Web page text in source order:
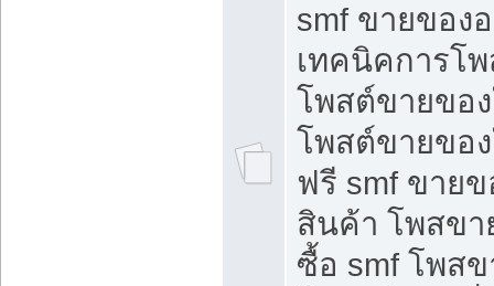
smf ขายของ
เทคนิคการโ
โพสต์ขายขอ
โพสต์ขายขอ
ฟรี smf ขาย
สินค้า โพสขา
ซื้อ smf โพส